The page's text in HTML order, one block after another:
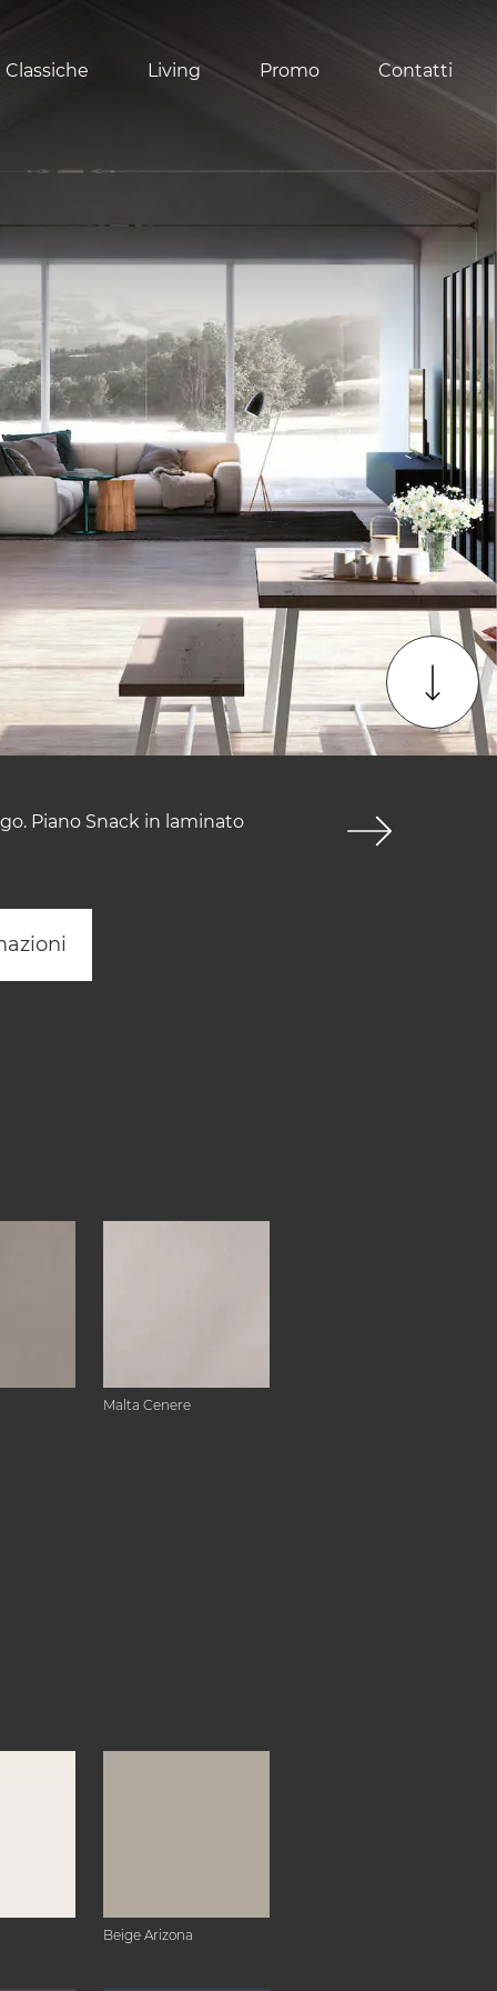
Living Promo Contatti
Piano Snack in laminato
Malta Cenere
Beige Arizona